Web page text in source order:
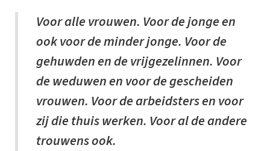
Voor alle vrouwen. Voor de jonge en
ook voor de minder jonge. Voor de
gehuwden en de vrijgezelinnen. Voor
de weduwen en voor de gescheiden
vrouwen. Voor de arbeidsters en voor
zij die thuis werken. Voor al de andere
trouwens ook.